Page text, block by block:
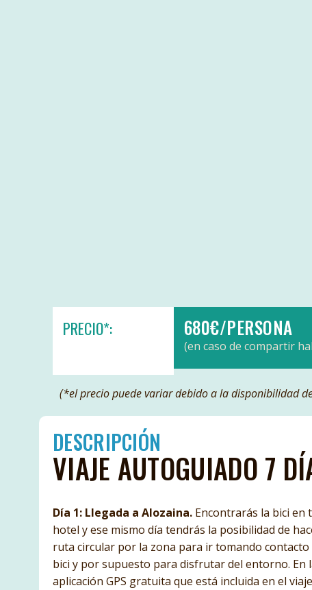
PRECIO*: 680€/PERSONA
(en caso de compartir
(*el precio puede variar debido a la disponibilidad
DESCRIPCIÓN
VIAJE AUTOGUIADO 7
Día 1: Llegada a Alozaina. Encontrarás la bici en
hotel y ese mismo día tendrás la posibilidad de
ruta circular por la zona para ir tomando contacto
bici y por supuesto para disfrutar del entorno. En
aplicación GPS gratuita que está incluida en el viaje